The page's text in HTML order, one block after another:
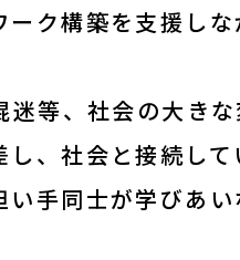
ク構築を支援し
等、社会の大き
、社会と接続し
手同士が学びあ